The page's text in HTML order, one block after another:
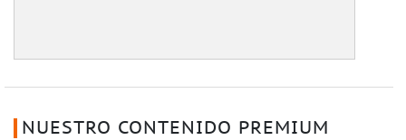
NUESTRO CONTENIDO PREMIUM